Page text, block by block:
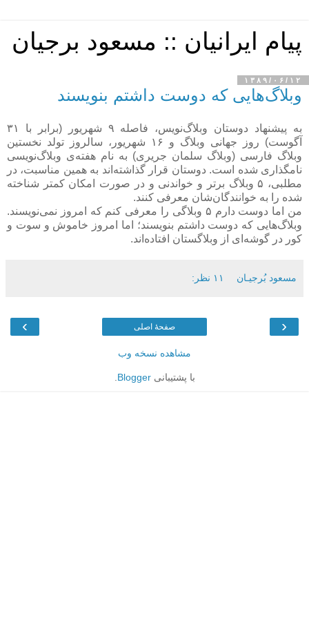
پیام ایرانیان :: مسعود برجیان
۱۳۸۹/۰۶/۱۲
وبلاگ‌هایی که دوست داشتم بنویسند
به پیشنهاد دوستان وبلاگ‌نویس، فاصله ۹ شهریور (برابر با ۳۱
آگوست) روز جهانی وبلاگ و ۱۶ شهریور، سالروز تولد نخستین
وبلاگ فارسی (وبلاگ سلمان جریری) به نام هفته‌ی وبلاگ‌نویسی
نامگذاری شده است. دوستان قرار گذاشته‌اند به همین مناسبت، در
مطلبی، ۵ وبلاگ برتر و خواندنی و در صورت امکان کمتر شناخته
شده را به خوانندگان‌شان معرفی کنند.
من اما دوست دارم ۵ وبلاگی را معرفی کنم که امروز نمی‌نویسند.
وبلاگ‌هایی که دوست داشتم بنویسند؛ اما امروز خاموش و سوت و
کور در گوشه‌ای از وبلاگستان افتاده‌اند.
مسعود بُرجيـان ۱۱ نظر:
‹
› صفحهٔ اصلی
مشاهده نسخه وب
با پشتیبانیBlogger